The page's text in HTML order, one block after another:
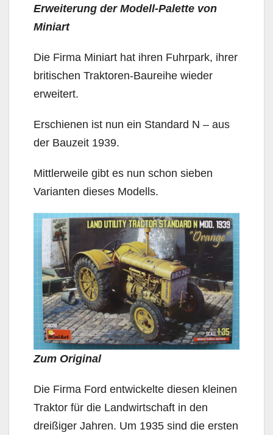
Erweiterung der Modell-Palette von
Miniart
Die Firma Miniart hat ihren Fuhrpark, ihrer
britischen Traktoren-Baureihe wieder
erweitert.
Erschienen ist nun ein Standard N – aus
der Bauzeit 1939.
Mittlerweile gibt es nun schon sieben
Varianten dieses Modells.
Zum Original
Die Firma Ford entwickelte diesen kleinen
Traktor für die Landwirtschaft in den
dreißiger Jahren. Um 1935 sind die ersten